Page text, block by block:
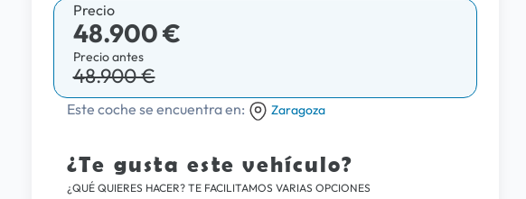
Precio
48.900 €
Precio antes
48.900 €
Este coche se encuentra en: Zaragoza
¿Te gusta este vehículo?
¿QUÉ QUIERES HACER? TE FACILITAMOS VARIAS OPCIONES